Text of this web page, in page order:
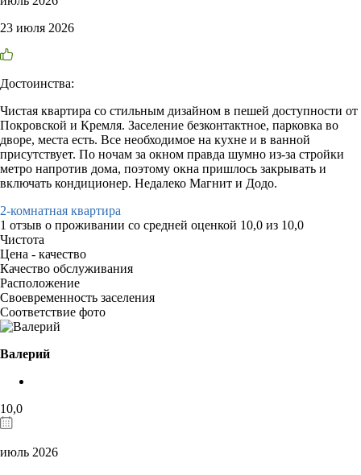
23 июля 2026
Достоинства:
Чистая квартира со стильным дизайном в пешей доступности от
Покровской и Кремля. Заселение безконтактное, парковка во
дворе, места есть. Все необходимое на кухне и в ванной
присутствует. По ночам за окном правда шумно из-за стройки
метро напротив дома, поэтому окна пришлось закрывать и
включать кондиционер. Недалеко Магнит и Додо.
2-комнатная квартира
1 отзыв о проживании со средней оценкой 10,0 из 10,0
Чистота
Цена - качество
Качество обслуживания
Расположение
Своевременность заселения
Соответствие фото
Валерий
10,0
июль 2026